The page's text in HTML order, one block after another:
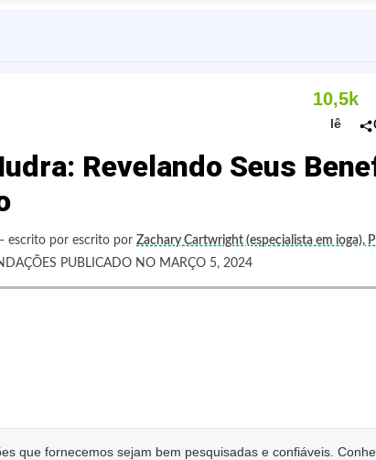
10,5k
lê
Revelando Seus
escrito por escrito por Zachary Cartwright (especialista em ioga),
PUBLICADO NO MARÇO 5, 2024
que fornecemos sejam bem pesquisadas e confiáveis.